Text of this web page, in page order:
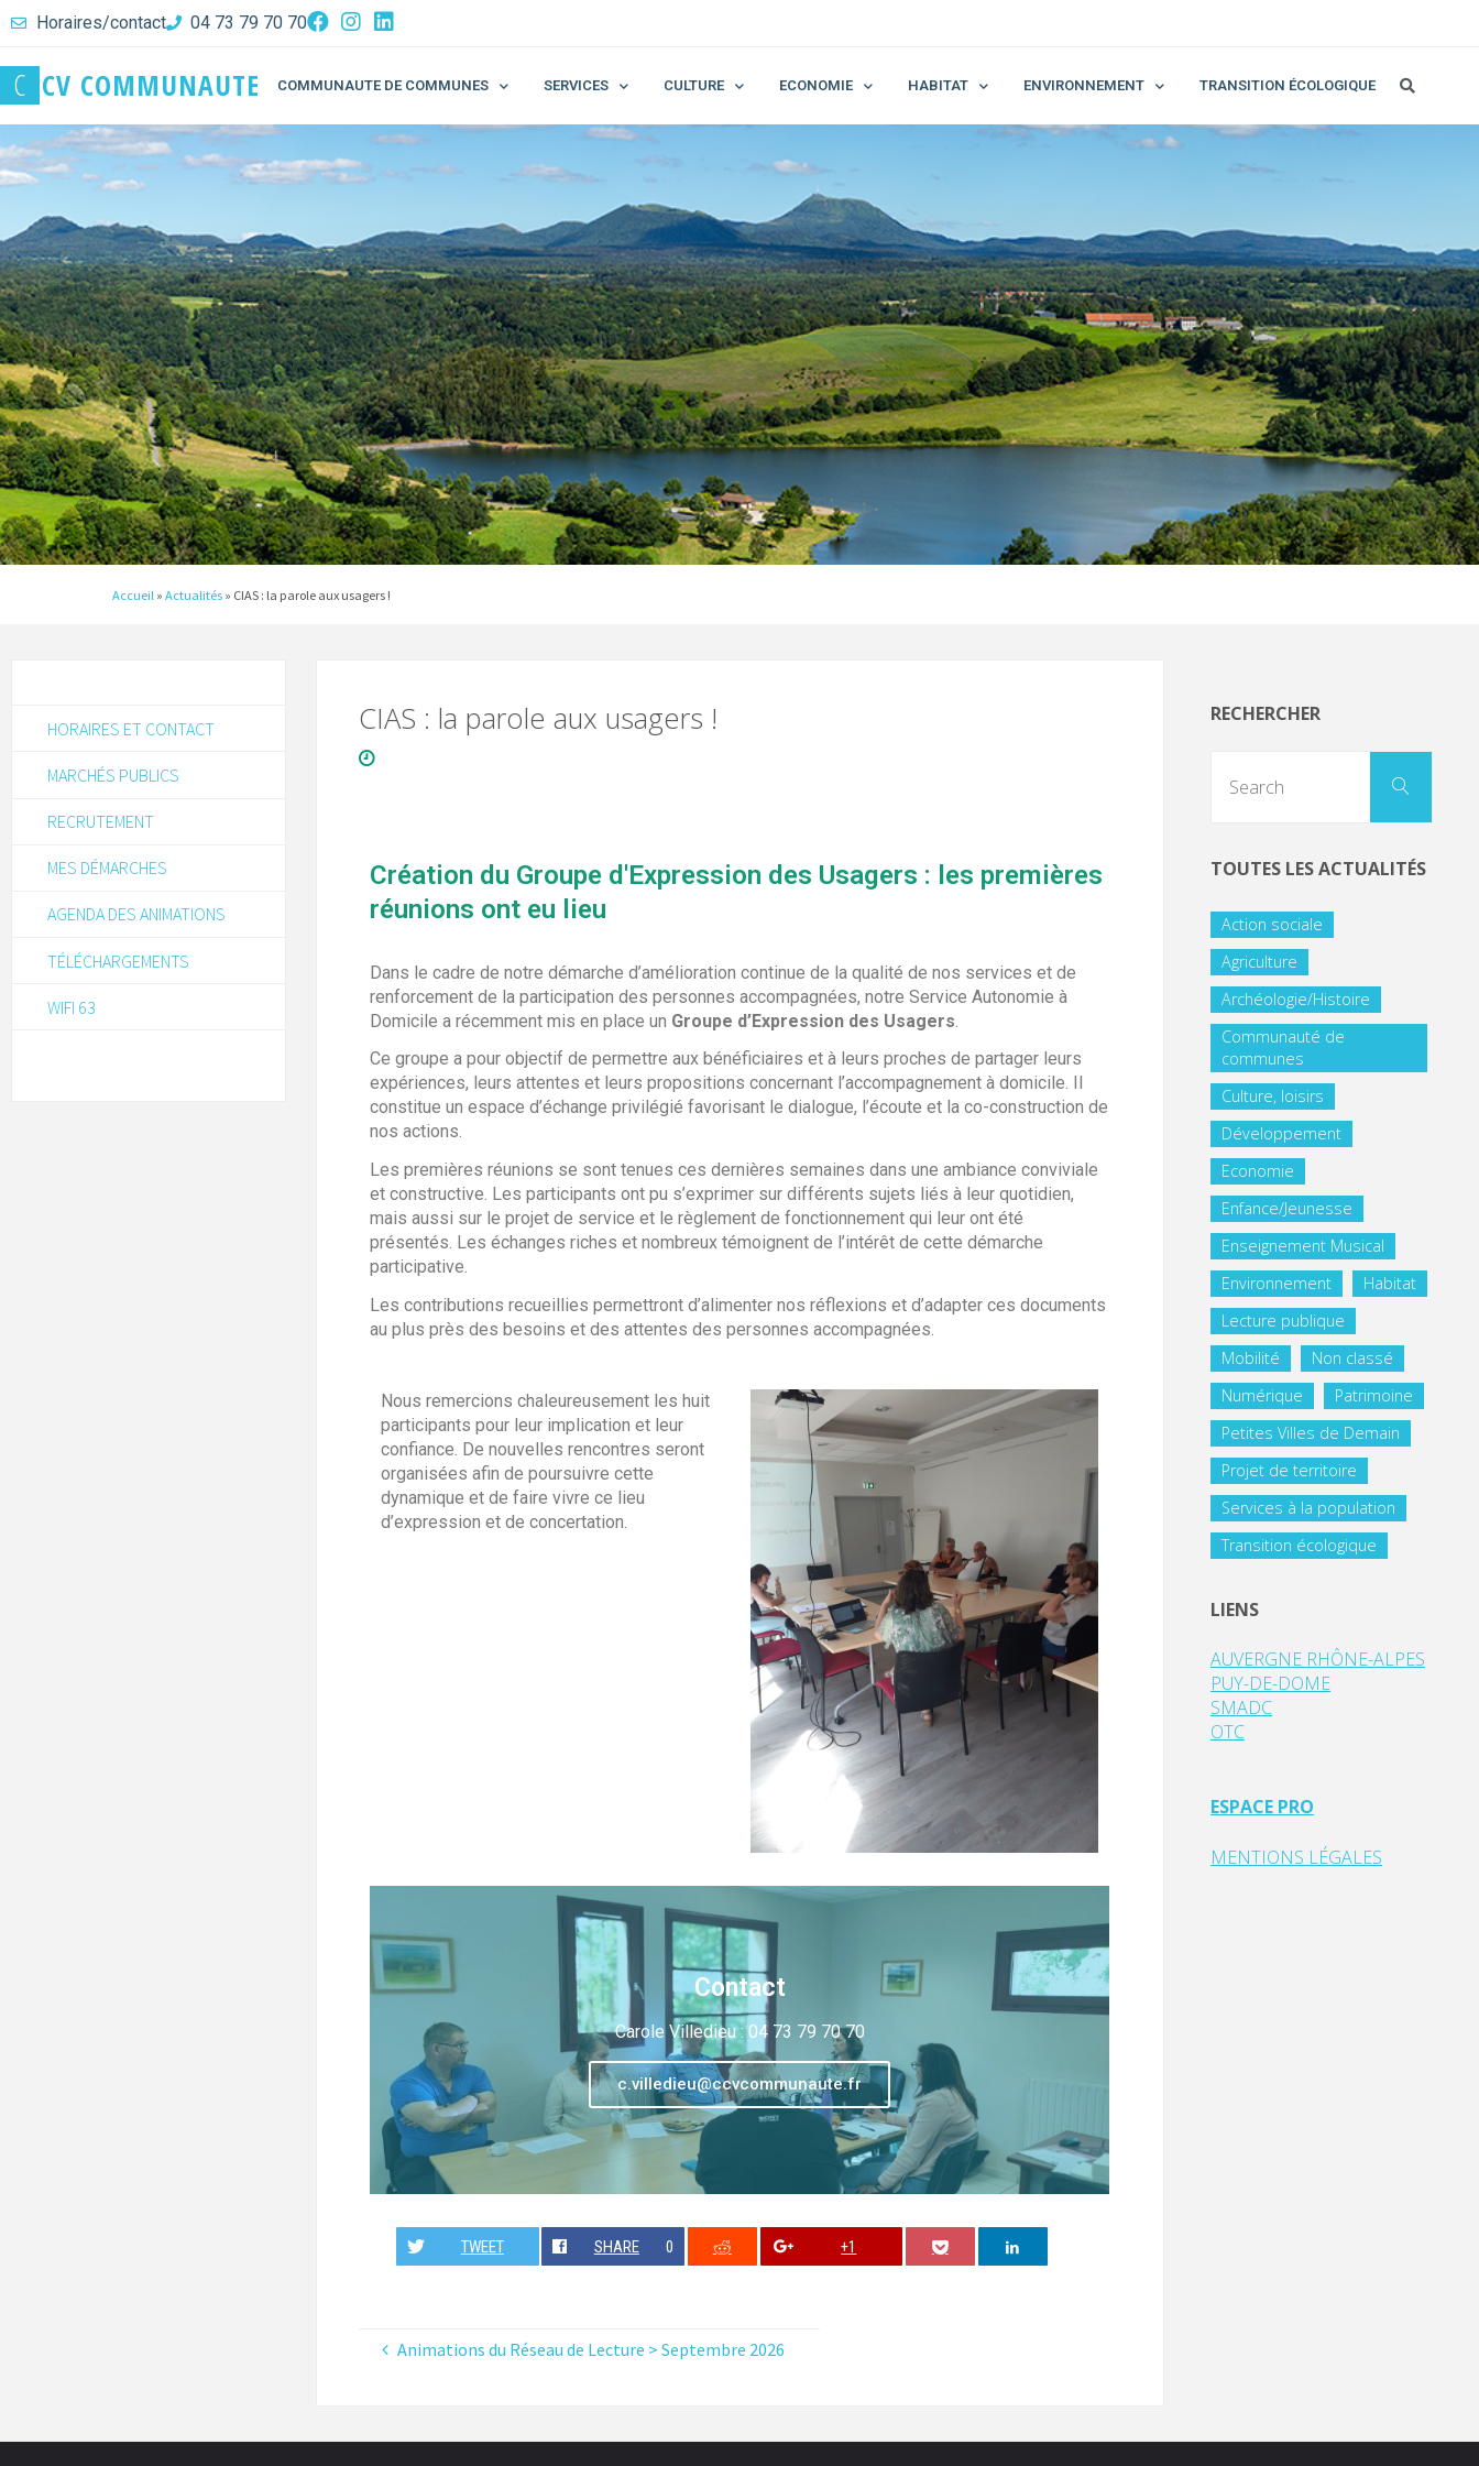
Horaires/contact 04 73 79 70 70
C CV COMMUNAUTE COMMUNAUTE DE COMMUNES SERVICES CULTURE ECONOMIE HABITAT ENVIRONNEMENT TRANSITION ÉCOLOGIQUE
Accueil » Actualités » CIAS : la parole aux usagers !
CIAS : la parole aux usagers !
Création du Groupe d'Expression des Usagers : les premières
réunions ont eu lieu
Dans le cadre de notre démarche d’amélioration continue de la qualité de nos services et de
renforcement de la participation des personnes accompagnées, notre Service Autonomie à
Domicile a récemment mis en place un Groupe d’Expression des Usagers
Ce groupe a pour objectif de permettre aux bénéficiaires et à leurs proches de partager leurs
expériences, leurs attentes et leurs propositions concernant l’accompagnement à domicile. Il
constitue un espace d’échange privilégié favorisant le dialogue, l’écoute et la co-construction de
nos actions.
Les premières réunions se sont tenues ces dernières semaines dans une ambiance conviviale
et constructive. Les participants ont pu s’exprimer sur différents sujets liés à leur quotidien,
mais aussi sur le projet de service et le règlement de fonctionnement qui leur ont été
présentés. Les échanges riches et nombreux témoignent de l’intérêt de cette démarche
participative.
Les contributions recueillies permettront d’alimenter nos réflexions et d’adapter ces documents
au plus près des besoins et des attentes des personnes accompagnées.
Nous remercions chaleureusement les huit
participants pour leur implication et leur
confiance. De nouvelles rencontres seront
organisées afin de poursuivre cette
dynamique et de faire vivre ce lieu
d’expression et de concertation.
Contact
Carole Villedieu : 04 73 79 70 70
c.villedieu@ccvcommunaute.fr
TWEET SHARE 0 +1
Animations du Réseau de Lecture > Septembre 2026
HORAIRES ET CONTACT
MARCHÉS PUBLICS
RECRUTEMENT
MES DÉMARCHES
AGENDA DES ANIMATIONS
TÉLÉCHARGEMENTS
WIFI 63
RECHERCHER
TOUTES LES ACTUALITÉS
Action sociale
Agriculture
Archéologie/Histoire
Communauté de
communes
Culture, loisirs
Développement
Economie
Enfance/Jeunesse
Enseignement Musical
Environnement
Habitat
Lecture publique
Mobilité
Non classé
Numérique
Patrimoine
Petites Villes de Demain
Projet de territoire
Services à la population
Transition écologique
LIENS
AUVERGNE RHÔNE-ALPES
PUY-DE-DOME
SMADC
OTC
ESPACE PRO
MENTIONS LÉGALES